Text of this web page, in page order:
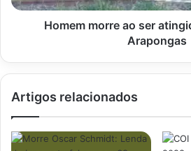
Arapongas
Homem morre ao ser
Arapongas
Artigos relacionados